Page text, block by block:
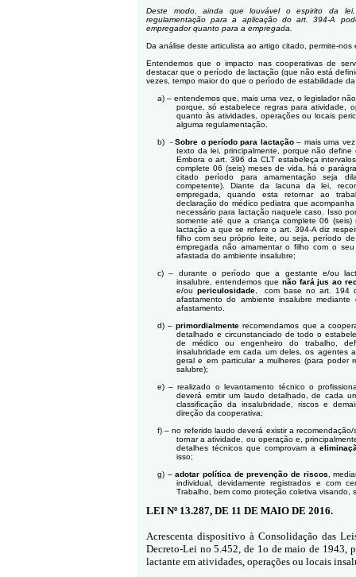
Deste modo, ainda que louvável o espirito da
regulamentação para a aplicação do art. 394-A
empregador quanto para a empregada.
Da análise deste articulista ao artigo citado, permite-nos
Entendemos que o impacto nas cooperativas de
destacar que o período de lactação (que não está
vezes, tempo maior do que o período de estabilidade
a) – entendemos que, mais uma vez, o legislador
porque, só estabelece regras para atividade,
quanto às atividades, operações ou locais
alguma regulamentação.
b)
-Sobre o período para lactação– mais uma
texto da lei, principalmente, porque não
Embora o art. 396 da CLT estabeleça
complete 06 (seis) meses de vida, há o
citado período para amamentação seja
competente). Diante da lacuna da lei,
empregada, quando esta retornar ao
declaração do médico pediatra que
necessário para lactação naquele caso. Isso
somente até que a criança complete 06
lactação a que se refere o art. 394-A diz
filho com seu próprio leite, ou seja, período
empregada não amamentar o filho com o
afastada do ambiente insalubre;
c) – durante o período que a gestante e/ou
insalubre, entendemos que não fará jus ao
e/ou periculosidade,
com base no art. 194
afastamento do ambiente insalubre
afastamento.
d) –primordialmenterecomendamos que a
detalhado e circunstanciado de todo o
de médico ou engenheiro do trabalho,
insalubridade em cada um deles, os agentes
geral e em particular a mulheres (para poder
salubre);
e) – realizado o levantamento técnico o
deverá emitir um laudo detalhado, de cada
classificação da insalubridade, riscos e
direção da cooperativa;
f) – no referido laudo deverá existir a
tornar a atividade, ou operação e,
detalhes técnicos que comprovam a
isso;
g) –adotar política de prevenção de riscos ,
individual, devidamente registrados e com
Trabalho, bem como proteção coletiva visando,
LEI Nº 13.287, DE 11 DE MAIO DE 2016.
Acrescenta dispositivo à Consolidação das
Decreto-Lei no 5.452, de 1o de maio de 1943,
lactante em atividades, operações ou locais